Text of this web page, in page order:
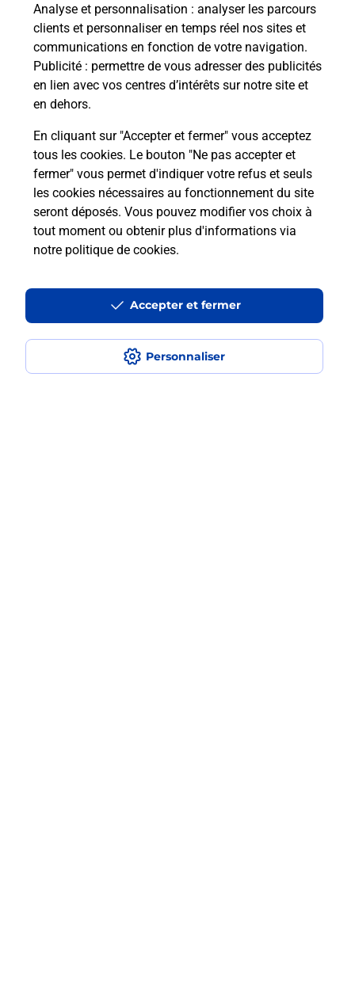
Analyse et personnalisation : analyser les parcours
clients et personnaliser en temps réel nos sites et
communications en fonction de votre navigation.
Publicité : permettre de vous adresser des publicités
en lien avec vos centres d’intérêts sur notre site et
en dehors.
En cliquant sur "Accepter et fermer" vous acceptez
tous les cookies. Le bouton "Ne pas accepter et
fermer" vous permet d'indiquer votre refus et seuls
les cookies nécessaires au fonctionnement du site
seront déposés. Vous pouvez modifier vos choix à
tout moment ou obtenir plus d'informations via
notre politique de cookies.
Personnaliser
Accepter et fermer
77200 TORCY
En savoir plus
Malin !
La Poste
en ligne
Ouvert 24h/24
En savoir plus
Questions fréquemment posées